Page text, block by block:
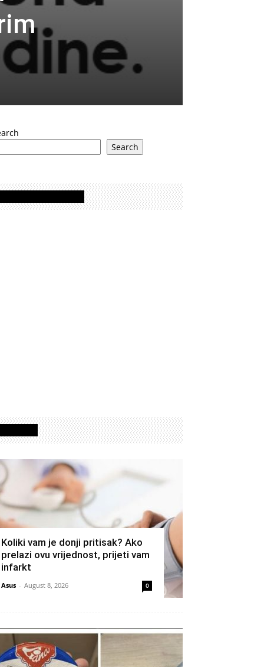
Search
Koliki vam je donji pritisak? Ako
prelazi ovu vrijednost, prijeti vam
infarkt
Asus - August 8, 2026 0